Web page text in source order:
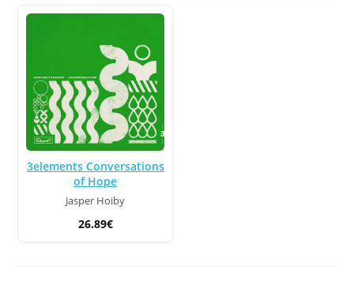
3elements Conversations
of Hope
Jasper Hoiby
26.89€